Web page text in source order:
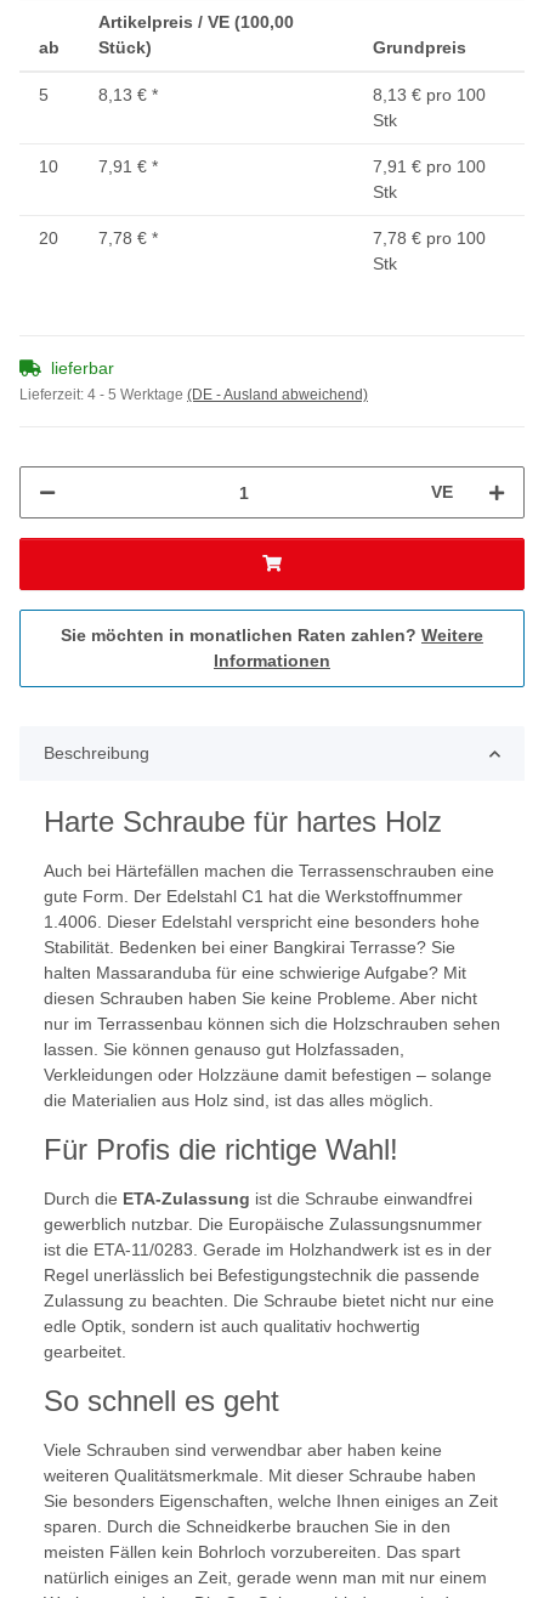
ab
Artikelpreis / VE (100,00
Stück)
Grundpreis
5 8,13 € *
8,13 € pro 100
Stk
10 7,91 € *
7,91 € pro 100
Stk
20 7,78 € *
7,78 € pro 100
Stk
lieferbar
Lieferzeit: 4 - 5 Werktage (DE - Ausland abweichend)
VE
Sie möchten in monatlichen Raten zahlen? Weitere
Informationen
Beschreibung
Harte Schraube für hartes Holz
Auch bei Härtefällen machen die Terrassenschrauben eine
gute Form. Der Edelstahl C1 hat die Werkstoffnummer
1.4006. Dieser Edelstahl verspricht eine besonders hohe
Stabilität. Bedenken bei einer Bangkirai Terrasse? Sie
halten Massaranduba für eine schwierige Aufgabe? Mit
diesen Schrauben haben Sie keine Probleme. Aber nicht
nur im Terrassenbau können sich die Holzschrauben sehen
lassen. Sie können genauso gut Holzfassaden,
Verkleidungen oder Holzzäune damit befestigen – solange
die Materialien aus Holz sind, ist das alles möglich.
Für Profis die richtige Wahl!
Durch die ETA-Zulassung ist die Schraube einwandfrei
gewerblich nutzbar. Die Europäische Zulassungsnummer
ist die ETA-11/0283. Gerade im Holzhandwerk ist es in der
Regel unerlässlich bei Befestigungstechnik die passende
Zulassung zu beachten. Die Schraube bietet nicht nur eine
edle Optik, sondern ist auch qualitativ hochwertig
gearbeitet.
So schnell es geht
Viele Schrauben sind verwendbar aber haben keine
weiteren Qualitätsmerkmale. Mit dieser Schraube haben
Sie besonders Eigenschaften, welche Ihnen einiges an Zeit
sparen. Durch die Schneidkerbe brauchen Sie in den
meisten Fällen kein Bohrloch vorzubereiten. Das spart
natürlich einiges an Zeit, gerade wenn man mit nur einem